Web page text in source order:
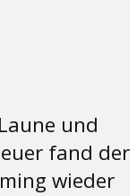
und
fand der
wieder